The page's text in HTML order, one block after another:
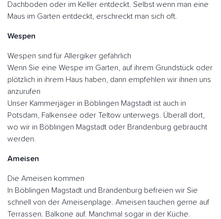
Dachboden oder im Keller entdeckt. Selbst wenn man eine
Maus im Garten entdeckt, erschreckt man sich oft.
Wespen
Wespen sind für Allergiker gefährlich
Wenn Sie eine Wespe im Garten, auf ihrem Grundstück oder
plötzlich in ihrem Haus haben, dann empfehlen wir ihnen uns
anzurufen
Unser Kammerjäger in Böblingen Magstadt ist auch in
Potsdam, Falkensee oder Teltow unterwegs. Überall dort,
wo wir in Böblingen Magstadt oder Brandenburg gebraucht
werden.
Ameisen
Die Ameisen kommen
In Böblingen Magstadt und Brandenburg befreien wir Sie
schnell von der Ameisenplage. Ameisen tauchen gerne auf
Terrassen. Balkone auf. Manchmal sogar in der Küche.